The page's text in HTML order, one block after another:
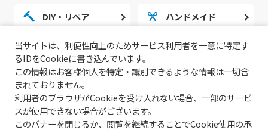
DIY・リペア ハンドメイド
勉強・スタディ ノウハウ
当サイトは、利便性向上のためサービス利用者を一意に特定す
るIDをCookieに書き込んでいます。
この情報はお客様個人を特定・識別できるような情報は一切含
まれておりません。
利用者のブラウザがCookieを受け入れない場合、一部のサービ
スが使用できない場合がございます。
このバナーを閉じるか、閲覧を継続することでCookie使用の承